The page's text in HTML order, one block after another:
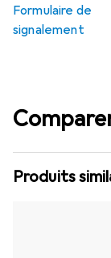
Formulaire de
signalement
Produits